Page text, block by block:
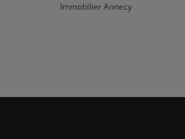
Immobilier Annecy